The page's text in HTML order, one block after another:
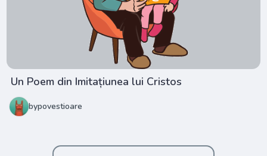
Un Poem din Imitațiunea lui Cristos
bypovestioare